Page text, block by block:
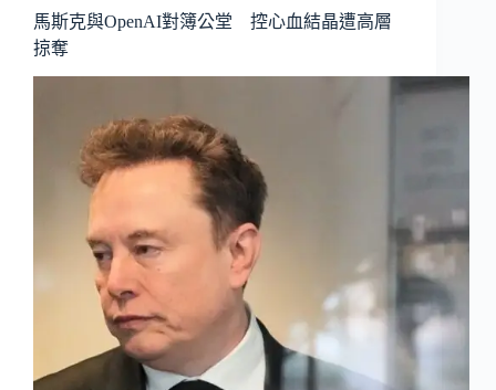
馬斯克與OpenAI對簿公堂 控心血結晶遭高層
掠奪